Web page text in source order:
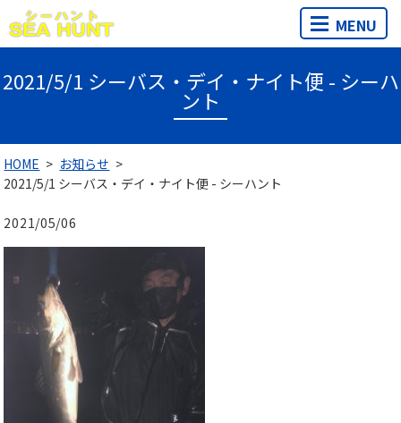
MENU
2021/5/1 シーバス・デイ・ナイト便 - シーハ
ント
HOME
お知らせ
2021/5/1 シーバス・デイ・ナイト便 - シーハント
2021/05/06